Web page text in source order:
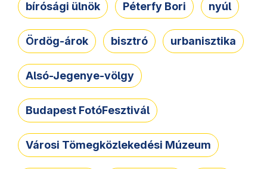
bírósági ülnök Péterfy Bori nyúl
Ördög-árok bisztró urbanisztika
Alsó-Jegenye-völgy
Budapest FotóFesztivál
Városi Tömegközlekedési Múzeum